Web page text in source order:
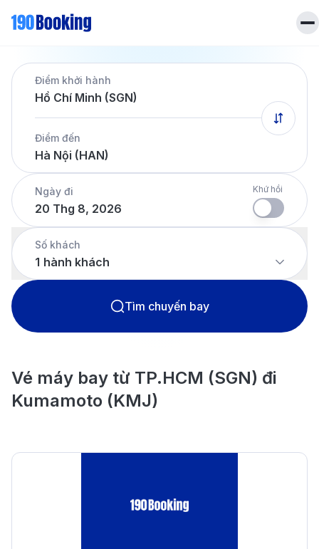
Trang chủ
Vé máy bay
Dịch vụ
Khách sạn
Tin tứcLiên hệ
Hotline
028 7303 6167
Tiếng Việt
Điểm khởi hành
Hồ Chí Minh (SGN)
Điểm đến
Hà Nội (HAN)
Ngày đi
20 Thg 8, 2026
Khứ hồi
Số khách
1 hành khách
Tìm chuyến bay
Vé máy bay từ TP.HCM (SGN) đi
Kumamoto (KMJ)